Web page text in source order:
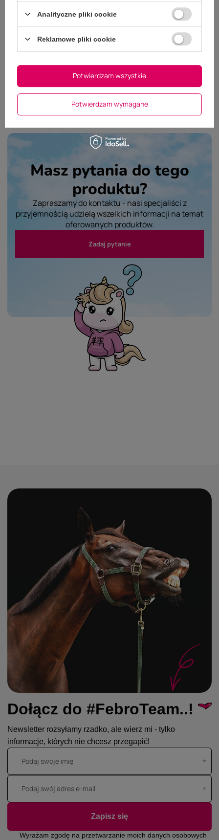
Nie wybrano pliku
Wyślij opinię
Masz pytania do tego
produktu?
Zapraszamy do kontaktu - nasi specjaliści z
przyjemnością udzielą wszelkich informacji na temat
oferowanych produktów.
Zadaj pytanie
Dołącz do #FebroTeam..!
Newsletter rozsyłamy rzadko, ale wierz mi - tylko
informacje, których nie chcesz przegapić!
Podaj swoje imię
Podaj swój adres e-mail
Wyrażam zgodę na przetwarzanie moich danych osobowych
Zapisz się
Analityczne pliki cookie
Reklamowe pliki cookie
Potwierdzam wymagane
Potwierdzam wszystkie